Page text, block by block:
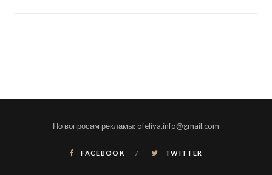
По вопросам рекламы: ofeliya.info@gmail.com
FACEBOOK TWITTER